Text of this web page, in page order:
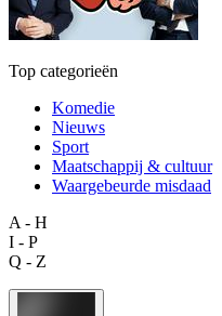
Top categorieën
Komedie
Nieuws
Sport
Maatschappij & cultuur
Waargebeurde misdaad
A - H
I - P
Q - Z